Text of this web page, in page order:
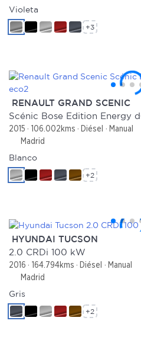
Violeta
+3
RENAULT GRAND SCENIC
Scénic Bose Edition Energy
2015 106.002kms Diésel
Manual
Madrid
Blanco
+2
HYUNDAI TUCSON
2.0 CRDi 100 kW
2016 164.794kms Diésel
Manual
Madrid
Gris
+2